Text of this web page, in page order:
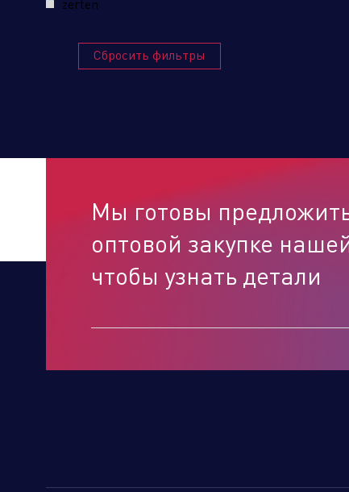
zerten
Сбросить фильтры
Мы готовы
оптовой закупке
чтобы узнать детали